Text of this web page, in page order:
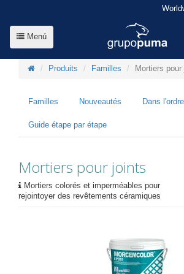
Menú
Produits Familles Mortiers pour
Familles Nouveautés Dans
Guide étape par étape
Mortiers pour joints
Mortiers colorés et imperméables pour
rejointoyer des revêtements céramiques